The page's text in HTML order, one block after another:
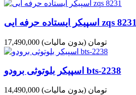
اسپیکر ایستاده حرفه ایی zqs 8231
17,490,000 تومان (بدون مالیات)
اسپیکر بلوتوثی برودو bts-2238
14,490,000 تومان (بدون مالیات)